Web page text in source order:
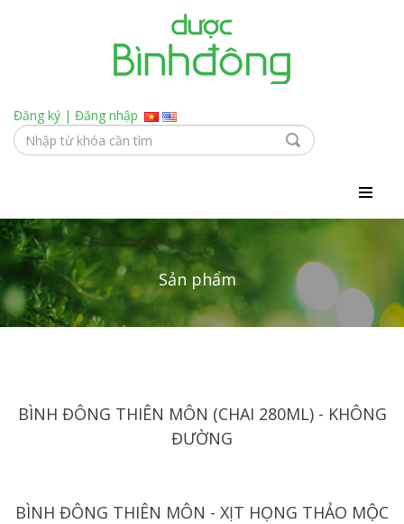
Đăng ký | Đăng nhập
Sản phẩm
BÌNH ĐÔNG THIÊN MÔN (CHAI 280ML) - KHÔNG
ĐƯỜNG
BÌNH ĐÔNG THIÊN MÔN - XỊT HỌNG THẢO MỘC